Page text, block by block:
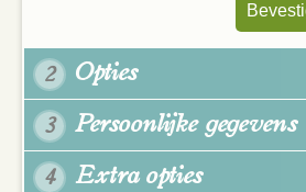
2 Opties
3 Persoonlijke gegevens
4 Extra opties